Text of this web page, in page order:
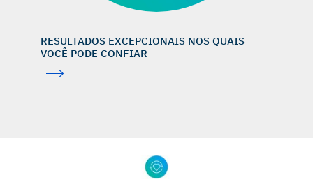
RESULTADOS EXCEPCIONAIS NOS QUAIS
VOCÊ PODE CONFIAR